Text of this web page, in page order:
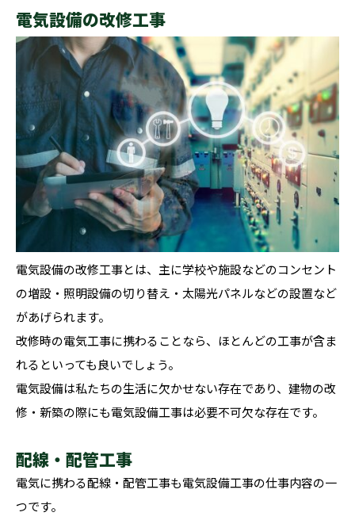
電気設備の改修工事
電気設備の改修工事とは、主に学校や施設などのコンセント
の増設・照明設備の切り替え・太陽光パネルなどの設置など
があげられます。
改修時の電気工事に携わることなら、ほとんどの工事が含ま
れるといっても良いでしょう。
電気設備は私たちの生活に欠かせない存在であり、建物の改
修・新築の際にも電気設備工事は必要不可欠な存在です。
配線・配管工事
電気に携わる配線・配管工事も電気設備工事の仕事内容の一
つです。